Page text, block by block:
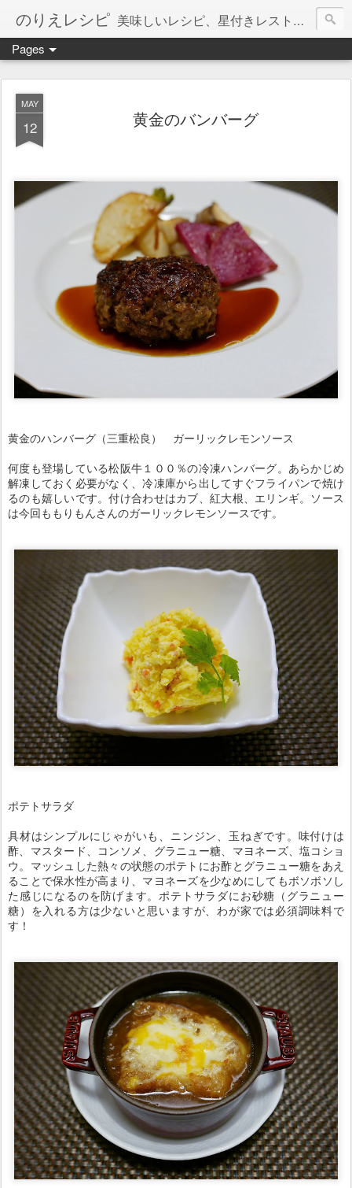
のりえレシピ 美味しいレシピ、星付きレストラン、絶品お取り寄せを紹介しています。
Pages
MAY
12 黄金のバンバーグ
黄金のハンバーグ（三重松良） ガーリックレモンソース
何度も登場している松阪牛１００％の冷凍ハンバーグ。あらかじめ
解凍しておく必要がなく、冷凍庫から出してすぐフライパンで焼け
るのも嬉しいです。付け合わせはカブ、紅大根、エリンギ。ソース
は今回ももりもんさんのガーリックレモンソースです。
ポテトサラダ
具材はシンプルにじゃがいも、ニンジン、玉ねぎです。味付けは
酢、マスタード、コンソメ、グラニュー糖、マヨネーズ、塩コショ
ウ。マッシュした熱々の状態のポテトにお酢とグラニュー糖をあえ
ることで保水性が高まり、マヨネーズを少なめにしてもボソボソし
た感じになるのを防げます。ポテトサラダにお砂糖（グラニュー
糖）を入れる方は少ないと思いますが、わが家では必須調味料で
す！